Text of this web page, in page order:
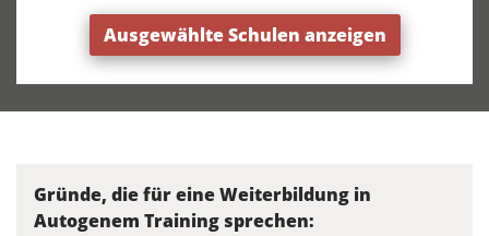
Ausgewählte Schulen anzeigen
Gründe, die für eine Weiterbildung in
Autogenem Training sprechen: